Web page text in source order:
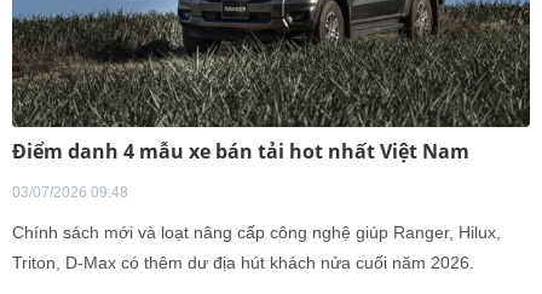
Điểm danh 4 mẫu xe bán tải hot nhất Việt Nam
03/07/2026 09:48
Chính sách mới và loạt nâng cấp công nghệ giúp Ranger, Hilux,
Triton, D-Max có thêm dư địa hút khách nửa cuối năm 2026.